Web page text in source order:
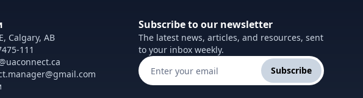
Calgary, AB
111
Subscribe to our newsletter
The latest news, articles, and resources, sent
to your inbox weekly.
Subscribe